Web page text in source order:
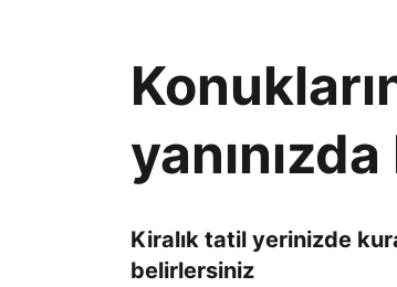
Kiralık tatil yerinizde
belirlersiniz